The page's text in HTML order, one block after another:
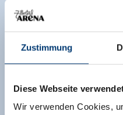
Zustimmung
Diese Webseite
Wir verwenden Cookies,